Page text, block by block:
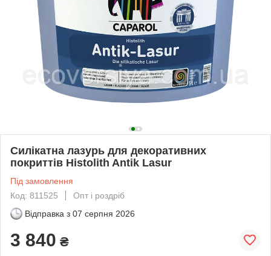
Силікатна лазурь для декоративних
покриттів Histolith Antik Lasur
Під замовлення
Код: 811525
Опт і роздріб
Відправка з 07 серпня 2026
3 840 ₴